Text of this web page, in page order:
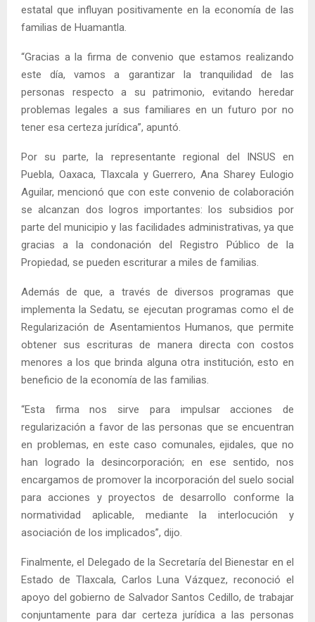
estatal que influyan positivamente en la economía de las
familias de Huamantla.
“Gracias a la firma de convenio que estamos realizando
este día, vamos a garantizar la tranquilidad de las
personas respecto a su patrimonio, evitando heredar
problemas legales a sus familiares en un futuro por no
tener esa certeza jurídica”, apuntó.
Por su parte, la representante regional del INSUS en
Puebla, Oaxaca, Tlaxcala y Guerrero, Ana Sharey Eulogio
Aguilar, mencionó que con este convenio de colaboración
se alcanzan dos logros importantes: los subsidios por
parte del municipio y las facilidades administrativas, ya que
gracias a la condonación del Registro Público de la
Propiedad, se pueden escriturar a miles de familias.
Además de que, a través de diversos programas que
implementa la Sedatu, se ejecutan programas como el de
Regularización de Asentamientos Humanos, que permite
obtener sus escrituras de manera directa con costos
menores a los que brinda alguna otra institución, esto en
beneficio de la economía de las familias.
“Esta firma nos sirve para impulsar acciones de
regularización a favor de las personas que se encuentran
en problemas, en este caso comunales, ejidales, que no
han logrado la desincorporación; en ese sentido, nos
encargamos de promover la incorporación del suelo social
para acciones y proyectos de desarrollo conforme la
normatividad aplicable, mediante la interlocución y
asociación de los implicados”, dijo.
Finalmente, el Delegado de la Secretaría del Bienestar en el
Estado de Tlaxcala, Carlos Luna Vázquez, reconoció el
apoyo del gobierno de Salvador Santos Cedillo, de trabajar
conjuntamente para dar certeza jurídica a las personas